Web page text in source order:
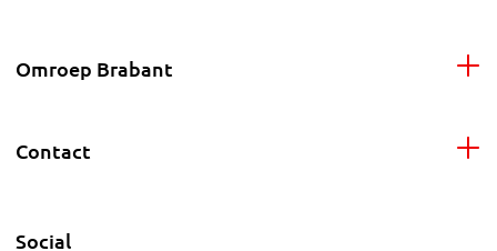
Omroep Brabant
Contact
Social